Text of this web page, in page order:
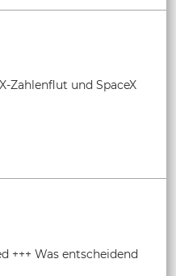
Zahlenflut und SpaceX
+++ Was entscheidend